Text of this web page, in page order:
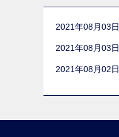
2021年08月03日
2021年08月03日
2021年08月02日